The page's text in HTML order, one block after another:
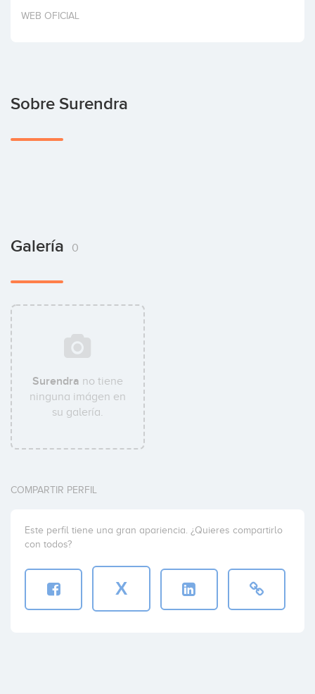
Invertir
WEB OFICIAL
Sobre Surendra
Galería 0
Surendra no tiene
ninguna imágen en
su galería.
COMPARTIR PERFIL
Este perfil tiene una gran apariencia. ¿Quieres compartirlo
con todos?
X